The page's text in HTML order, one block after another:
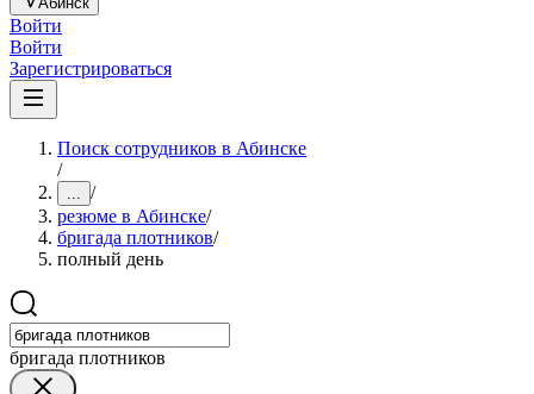
Войти
Войти
Зарегистрироваться
Поиск сотрудников в Абинске
/
... /
резюме в Абинске/
бригада плотников/
полный день
бригада плотников